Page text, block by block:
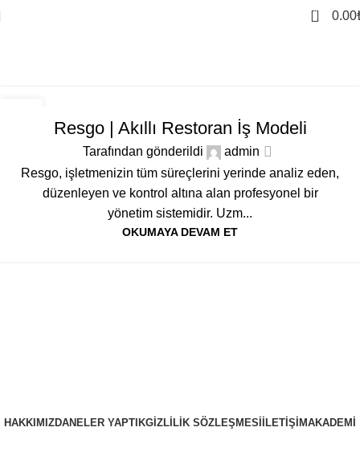
0 0.00
Resgo | Akıllı Restoran İş Modeli
Tarafından gönderildi
admin
Resgo, işletmenizin tüm süreçlerini yerinde analiz eden,
düzenleyen ve kontrol altına alan profesyonel bir
yönetim sistemidir. Uzm...
OKUMAYA DEVAM ET
HAKKIMIZDANELER YAPTIKGIZLILIK SÖZLEŞMESI İLETIŞIMAKADEMI